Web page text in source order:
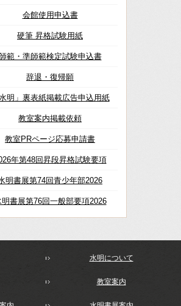
会館使用申込書
硬筆 昇格試験用紙
範・準師範検定試験申込書
辞退・復帰願
水明」裏表紙掲載広告申込用紙
教室案内掲載依頼
教室PRページ応募申請書
年第48回昇段昇格試験要項
明書展第74回青少年部2026
明書展第76回一般部要項2026
水明について
教室案内